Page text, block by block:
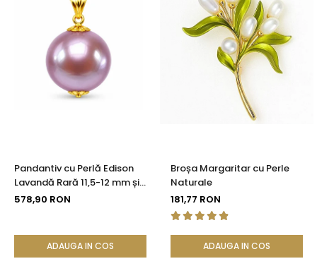
Pandantiv cu Perlă Edison
Lavandă Rară 11,5-12 mm și
Aur 14K (aur 585) |
578,90 RON
ADAUGA IN COS
Broșa Margaritar cu Perle
Naturale
181,77 RON
ADAUGA IN COS